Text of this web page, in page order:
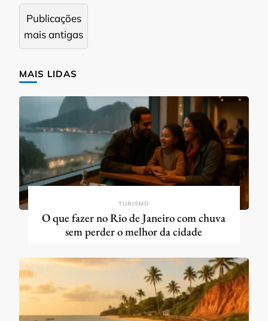
Navegação
por
posts
Publicações
mais antigas
MAIS LIDAS
TURISMO
O que fazer no Rio de Janeiro com chuva
sem perder o melhor da cidade